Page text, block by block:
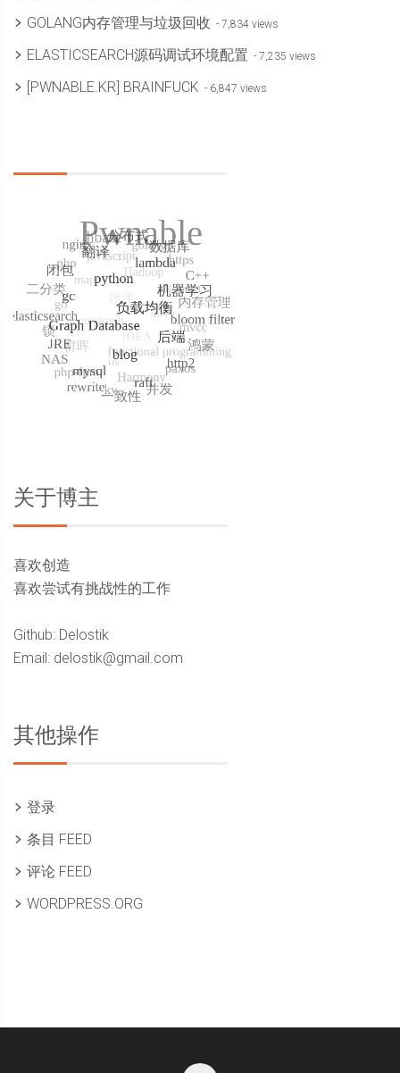
GOLANG内存管理与垃圾回收 - 7,834 views
ELASTICSEARCH源码调试环境配置 - 7,235 views
[PWNABLE.KR] BRAINFUCK - 6,847 views
关于博主
喜欢创造
喜欢尝试有挑战性的工作
Github: Delostik
Email: delostik@gmail.com
其他操作
登录
条目 FEED
评论 FEED
WORDPRESS.ORG